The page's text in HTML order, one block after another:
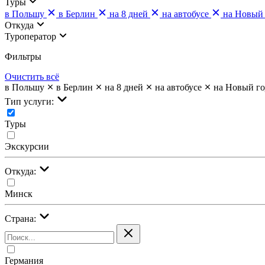
в Польшу
в Берлин на 8 дней на автобусе
на Новый
Откуда
Туроператор
Фильтры
Очистить всё
в Польшу
в Берлин на 8 дней на автобусе
на Новый
Тип услуги:
Туры
Экскурсии
Откуда:
Минск
Страна:
Германия